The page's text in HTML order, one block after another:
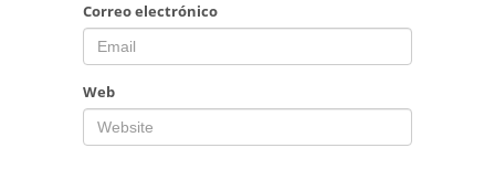
Correo electrónico
Web